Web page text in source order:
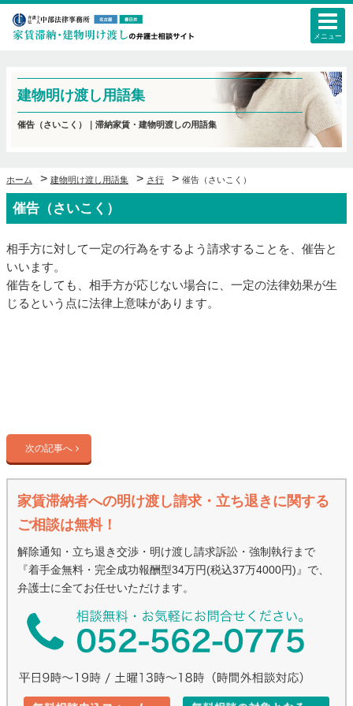
メニュー
建物明け渡し用語集
催告（さいこく）｜滞納家賃・建物明渡しの用語集
ホーム > 建物明け渡し用語集 > さ行 > 催告（さいこく）
催告（さいこく）
相手方に対して一定の行為をするよう請求することを、催告と
いいます。
催告をしても、相手方が応じない場合に、一定の法律効果が生
じるという点に法律上意味があります。
次の記事へ
家賃滞納者への明け渡し請求・立ち退きに関する
ご相談は無料！
解除通知・立ち退き交渉・明け渡し請求訴訟・強制執行まで
『着手金無料・完全成功報酬型34万円(税込37万4000円)』で、
弁護士に全てお任せいただけます。